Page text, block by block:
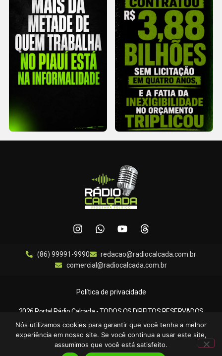
(86) 99991-9990
redacao@radiocalcada.com.br
comercial@radiocalcada.com.br
Política de privacidade
2026 Portal Rádio Calçada - TODOS OS DIREITOS RESERVADOS
Desenvolvido por:Padrão Digital
Nós utilizamos cookies para garantir que você tenha a melhor
experiência em nosso site. Se você continua a usar este site,
assumimos que você está satisfeito.